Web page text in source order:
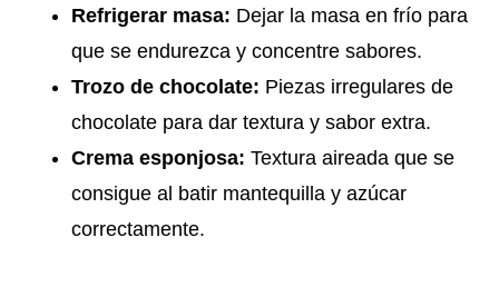
Refrigerar masa: Dejar la masa en frío para
que se endurezca y concentre sabores.
Trozo de chocolate: Piezas irregulares de
chocolate para dar textura y sabor extra.
Crema esponjosa: Textura aireada que se
consigue al batir mantequilla y azúcar
correctamente.